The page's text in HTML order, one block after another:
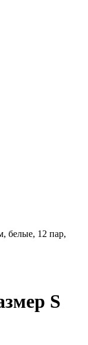
белые, 12 пар,
S